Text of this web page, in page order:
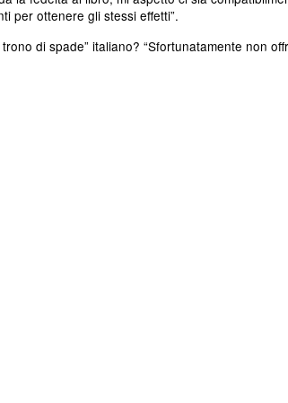
per ottenere gli stessi effetti”.
di spade” italiano? “Sfortunatamente non